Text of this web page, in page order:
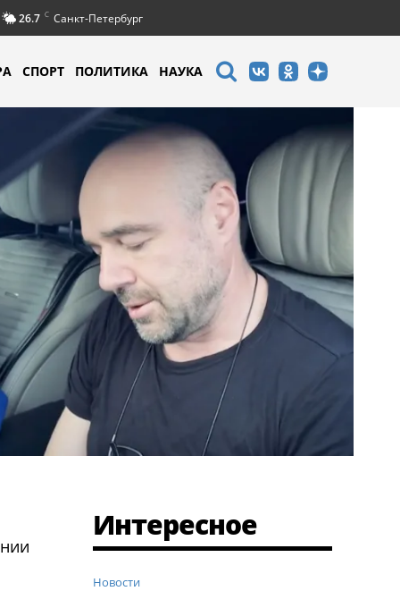
26.7 C Санкт-Петербург
СПОРТ ПОЛИТИКА НАУКА
Интересное
Новости